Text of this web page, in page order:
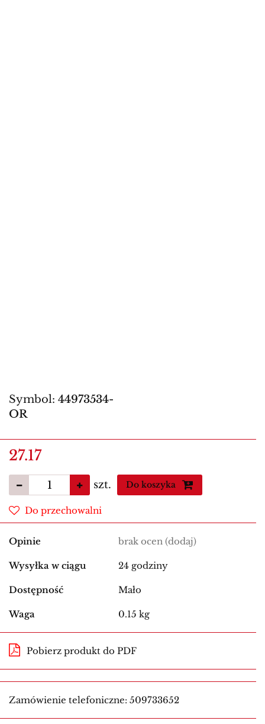
Symbol: 44973534-
OR
27.17
szt. Do koszyka
Do przechowalni
Opinie brak ocen (dodaj)
Wysyłka w ciągu 24 godziny
Dostępność Mało
Waga 0.15 kg
Pobierz produkt do PDF
Zamówienie telefoniczne: 509733652